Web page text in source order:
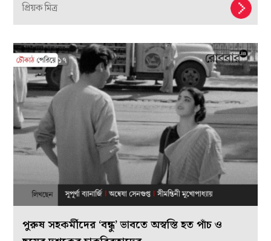
প্রিয়ক মিত্র
পুরুষ সহকর্মীদের ‘বন্ধু’ ভাবতে অস্বস্তি হত পাঁচ ও